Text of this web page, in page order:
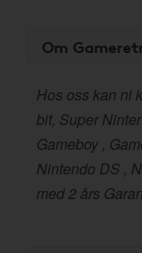
Om
Hos oss kan ni
bit, Super
Gameboy ,
Nintendo DS ,
med 2 års